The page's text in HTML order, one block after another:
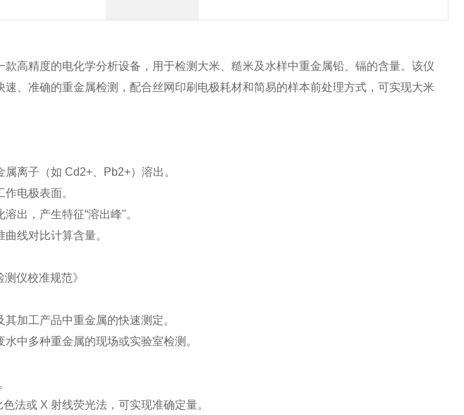
款高精度的电化学分析设备，用于检测大米、糙米及水样中重金属铅、镉的含量。该仪
、准确的重金属检测，配合丝网印刷电极耗材和简易的样本前处理方式，可实现大米
离子（如 Cd2+、Pb2+）溶出。
电极表面。
出，产生特征“溶出峰"。
线对比计算含量。
仪校准规范》
加工产品中重金属的快速测定。
中多种重金属的现场或实验室检测。
法或 X 射线荧光法，可实现准确定量。